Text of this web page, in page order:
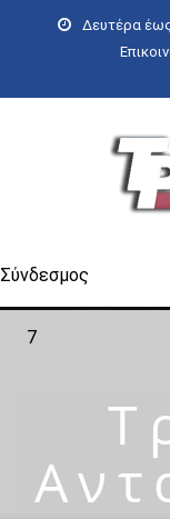
Δευτέρα
Σύνδεσμος
7